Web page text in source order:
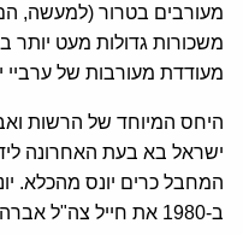
מעורבים בטרור (למעשה,
משכורות גדולות מעט יותר
מעודדת מעורבות של ערביי
היחס המיוחד של הרשות
ישראל בא בעת האחרונה
המחבל כרים יונס מהכלא.
ב-1980 את חייל צה"ל אברהם ברומברג ז"ל.